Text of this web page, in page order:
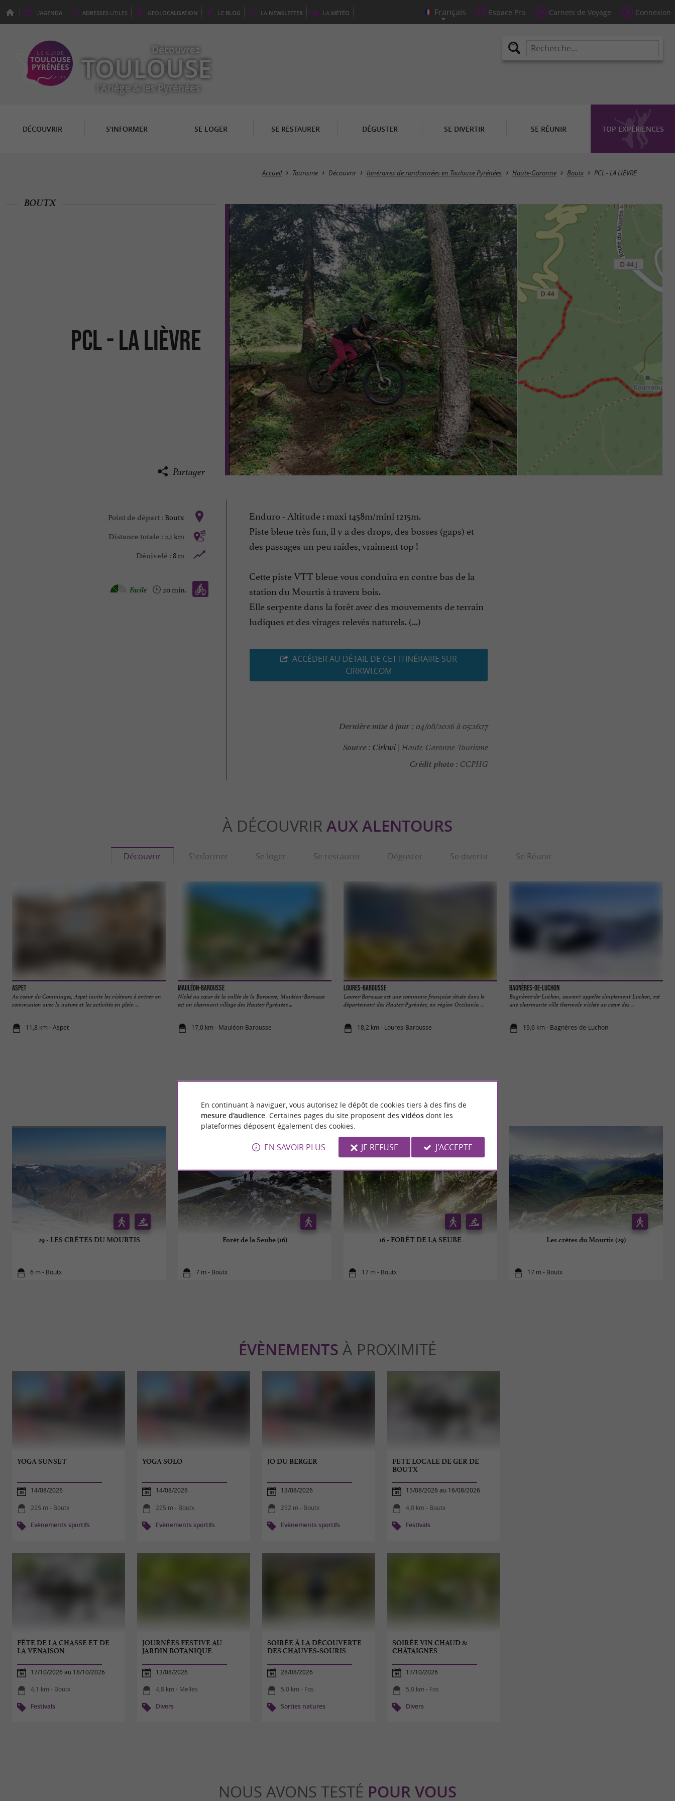
L'AGENDA ADRESSES UTILES GEOLOCALISATION LE BLOG LA NEWSLETTER LA MÉTÉO Espace Pro Carnets de Voyage Connexion
Découvrez
TOULOUSE
l'Ariège & les Pyrénées
DÉCOUVRIR S'INFORMER SE LOGER SE RESTAURER DÉGUSTER SE DIVERTIR SE RÉUNIR TOP EXPÉRIENCES
Accueil Tourisme Découvrir Itinéraires de randonnées en Toulouse Pyrénées Haute-Garonne Boutx PCL - LA LIÈVRE
PCL - LA LIÈVRE
BOUTX
Partager
Point de départ : Boutx
Distance totale : 2,1 km
Dénivelé : 8 m
Vtt :
20 min.
Facile
Enduro - Altitude : maxi 1458m/mini 1215m.
Piste bleue très fun, il y a des drops, des bosses (gaps) et
des passages un peu raides, vraiment top !
Cette piste VTT bleue vous conduira en contre bas de la
station du Mourtis à travers bois.
Elle serpente dans la forêt avec des mouvements de terrain
ludiques et des virages relevés naturels. (...)
ACCÉDER AU DÉTAIL DE CET ITINÉRAIRE SUR
CIRKWI.COM
Dernière mise à jour : 04/08/2026 à 05:26:17
Source : Cirkwi| Haute-Garonne Tourisme
Crédit photo : CCPHG
À DÉCOUVRIR AUX ALENTOURS
Découvrir S'informer Se loger Se restaurer Déguster Se divertir Se Réunir
Aspet
Au coeur du Comminges, Aspet invite les visiteurs à entrer en
communion avec la nature et les activités en plein ...
11,8 km - Aspet
Mauléon-Barousse
Niché au cœur de la vallée de la Barousse, Mauléon-Barousse
est un charmant village des Hautes-Pyrénées ...
17,0 km - Mauléon-Barousse
Loures-Barousse
Loures-Barousse est une commune française située dans le
département des Hautes-Pyrénées, en région Occitanie. ...
18,2 km - Loures-Barousse
Bagnères-de-Luchon
Bagnères-de-Luchon, souvent appelée simplement Luchon, est
une charmante ville thermale nichée au cœur des ...
19,6 km - Bagnères-de-Luchon
VOUS AIMEREZAUSSI
29 - LES CRÊTES DU MOURTIS
6 m - Boutx
Forêt de la Seube (16)
7 m - Boutx
16 - FORÊT DE LA SEUBE
17 m - Boutx
Les crêtes du Mourtis (29)
17 m - Boutx
ÉVÈNEMENTS À PROXIMITÉ
YOGA SUNSET
14/08/2026
225 m - Boutx
Evènements sportifs
YOGA SOLO
14/08/2026
225 m - Boutx
Evènements sportifs
JO DU BERGER
13/08/2026
252 m - Boutx
Evènements sportifs
FÊTE LOCALE DE GER DE
BOUTX
15/08/2026 au 16/08/2026
4,0 km - Boutx
Festivals
FÊTE DE LA CHASSE ET DE
LA VENAISON
17/10/2026 au 18/10/2026
4,1 km - Boutx
Festivals
JOURNÉES FESTIVE AU
JARDIN BOTANIQUE
13/08/2026
4,8 km - Melles
Divers
SOIRÉE À LA DÉCOUVERTE
DES CHAUVES-SOURIS
28/08/2026
5,0 km - Fos
Sorties natures
SOIRÉE VIN CHAUD &
CHÂTAIGNES
17/10/2026
5,0 km - Fos
Divers
NOUS AVONS TESTÉ POUR VOUS
En continuant à naviguer, vous autorisez le dépôt de cookies tiers à des fins de
mesure d'audience. Certaines pages du site proposent des vidéosdont les
plateformes déposent également des cookies.
EN SAVOIR PLUS JE REFUSE J'ACCEPTE